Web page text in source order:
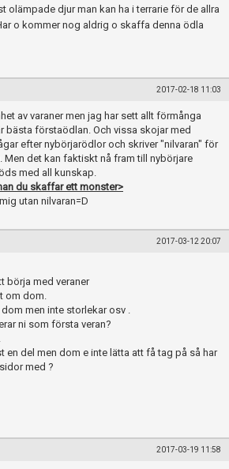
olämpade djur man kan ha i terrarie för de allra
o kommer nog aldrig o skaffa denna ödla
2017-02-18 11:03
av varaner men jag har sett allt förmånga
bästa förstaödlan. Och vissa skojar med
efter nybörjarödlor och skriver "nilvaran" för
Men det kan faktiskt nå fram till nybörjare
med all kunskap.
du skaffar ett monster>
utan nilvaran=D
2017-03-12 20:07
börja med veraner
om dom.
men inte storlekar osv .
ni som första veran?
en del men dom e inte lätta att få tag på så har
med ?
2017-03-19 11:58